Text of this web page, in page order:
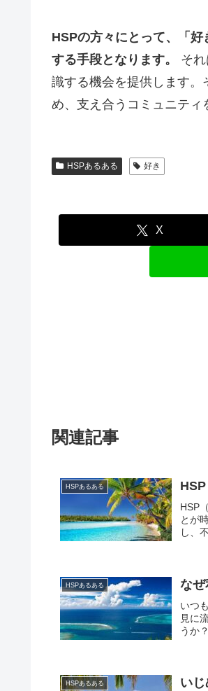
HSPの方々にとって、「
する手段となります。
そ
識する機会を提供します
め、支え合うコミュニティ
HSPあるある 好き
X
関連記事
HSPあるある
HSP
とが
し、
HSPあるある なぜ
いつ
見に
うか
HSPあるある いじ